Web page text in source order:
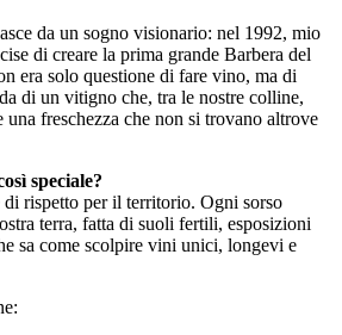
da un sogno visionario: nel 1992, mio
di creare la prima grande Barbera del
era solo questione di fare vino, ma di
di un vitigno che, tra le nostre colline,
una freschezza che non si trovano altrove
speciale?
di rispetto per il territorio. Ogni sorso
terra, fatta di suoli fertili, esposizioni
sa come scolpire vini unici, longevi e